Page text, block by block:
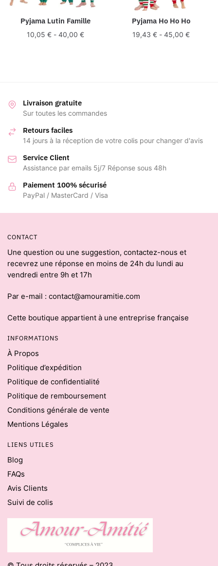
Pyjama Lutin Famille
10,05 €- 40,00 €
Pyjama Ho Ho Ho
19,43 €- 45,00 €
Livraison gratuite
Sur toutes les commandes
Retours faciles
14 jours à la réception de votre colis pour changer d'avis
Service Client
Assistance par emails 5j/7 Réponse sous 48h
Paiement 100% sécurisé
PayPal / MasterCard / Visa
CONTACT
Une question ou une suggestion, contactez-nous et
recevrez une réponse en moins de 24h du lundi au
vendredi entre 9h et 17h
Par e-mail : contact@amouramitie.com
Cette boutique appartient à une entreprise française
INFORMATIONS
À Propos
Politique d’expédition
Politique de confidentialité
Politique de remboursement
Conditions générale de vente
Mentions Légales
LIENS UTILES
Blog
FAQs
Avis Clients
Suivi de colis